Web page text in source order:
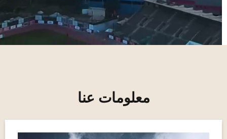
معلومات عنا